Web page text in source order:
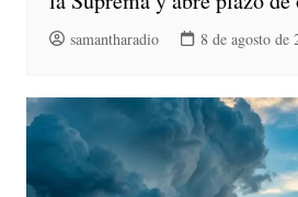
samantharadio 8 de agosto de